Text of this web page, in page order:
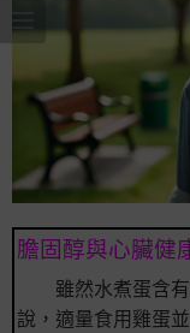
膽固醇與心臟健
雖然水煮蛋含
說，適量食用雞蛋